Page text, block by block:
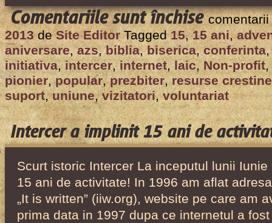
Comentariile sunt închisepentru
Aniversare:
Intercer
a
implinit
15
ani
de
activitate!
2013 de Site EditorTagged15,15 ani,
aniversare,azs,biblia,biserica,conferinta
initiativa,intercer,internet,laic, Non-profit,
pionier,popular,prezbiter,resurse crestine
suport,uniune,vizitatori,voluntariat
Intercer a implinit 15 ani de
Scurt istoric Intercer La inceputul lunii
15 ani de activitate! In 1996 am aflat
„It is written” (iiw.org), website pe care am
prima data in 1997 dupa ce internetul a